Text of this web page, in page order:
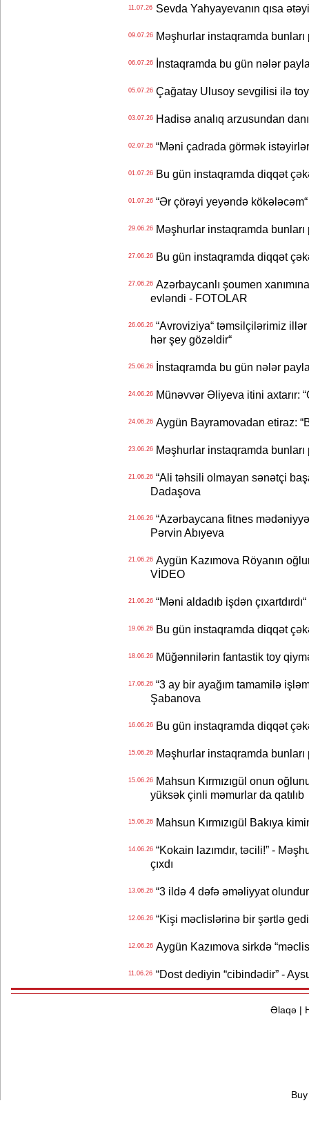
11.07.26Sevda Yahyayevanın qısa
09.07.26Məşhurlar instaqramda bunları
06.07.26İnstaqramda bu gün nələr
05.07.26Çağatay Ulusoy sevgilisi ilə
03.07.26Hadisə analıq arzusundan
02.07.26“Məni çadrada görmək
01.07.26Bu gün instaqramda diqqət
01.07.26“Ər çörəyi yeyəndə kökələcəm“
29.06.26Məşhurlar instaqramda bunları
27.06.26Bu gün instaqramda diqqət
27.06.26Azərbaycanlı şoumen
evləndi - FOTOLAR
26.06.26“Avroviziya“ təmsilçilərimiz illər
hər şey gözəldir“
25.06.26İnstaqramda bu gün nələr
24.06.26Münəvvər Əliyeva itini axtarır:
24.06.26Aygün Bayramovadan etiraz:
23.06.26Məşhurlar instaqramda bunları
21.06.26“Ali təhsili olmayan sənətçi
Dadaşova
21.06.26“Azərbaycana fitnes
Pərvin Abıyeva
21.06.26Aygün Kazımova Röyanın
VİDEO
21.06.26“Məni aldadıb işdən
19.06.26Bu gün instaqramda diqqət
18.06.26Müğənnilərin fantastik toy
17.06.26“3 ay bir ayağım tamamilə
Şabanova
16.06.26Bu gün instaqramda diqqət
15.06.26Məşhurlar instaqramda bunları
15.06.26Mahsun Kırmızıgül onun
yüksək çinli məmurlar da qatılıb
15.06.26Mahsun Kırmızıgül Bakıya
14.06.26“Kokain lazımdır, təcili!” -
çıxdı
13.06.26“3 ildə 4 dəfə əməliyyat
12.06.26“Kişi məclislərinə bir şərtlə
12.06.26Aygün Kazımova sirkdə
11.06.26“Dost dediyin “cibindədir” -
Əlaqə|